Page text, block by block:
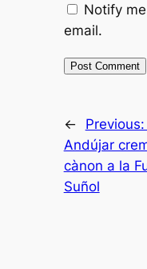
Notify
email.
← Previous:
Andújar
cànon a la
Suñol